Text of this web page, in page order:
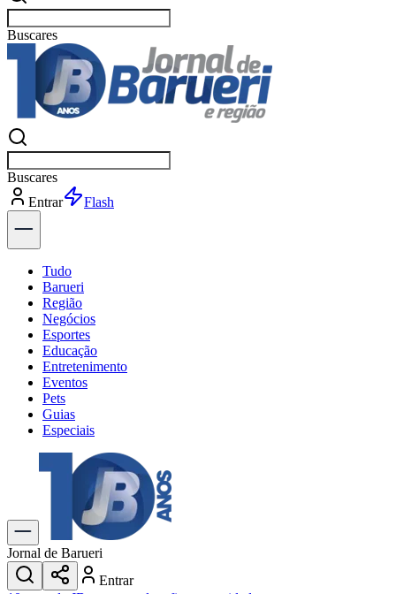
Buscarpolítica
Buscarpolítica
Entrar
Explorar
Tudo
Barueri
Região
Negócios
Esportes
Educação
Entretenimento
Eventos
Pets
Guias
Especiais
Explore Tudo
Últimas Notícias
Previsão do Tempo
Trânsito e Rotas
Dia a Dia & Lazer
Transportes
Gastronomia
Jornal de Barueri
Entrar